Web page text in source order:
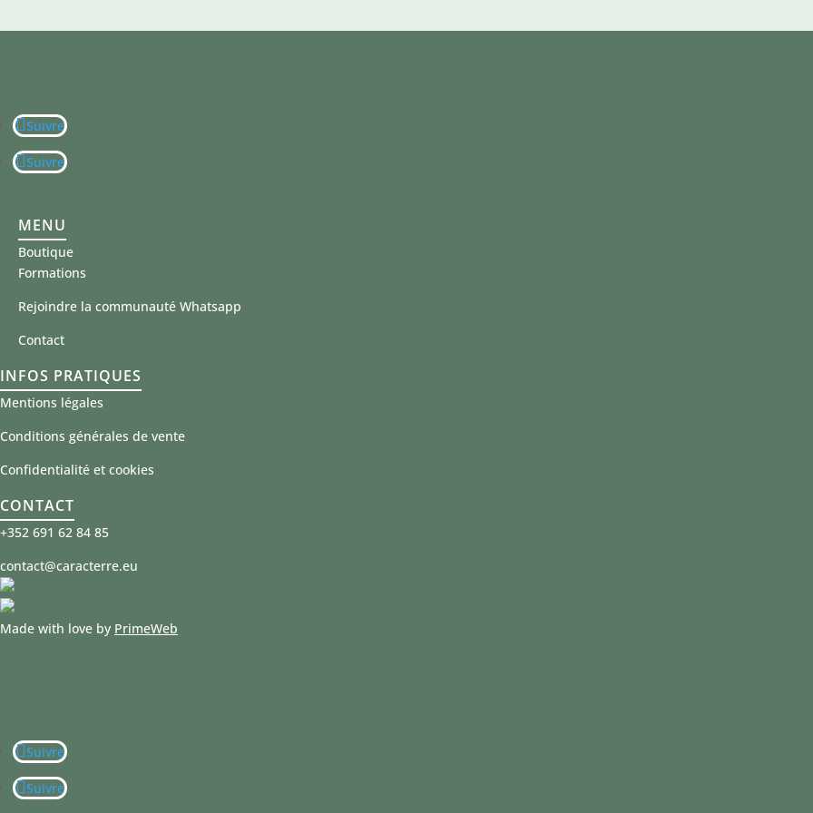
Suivre
Suivre
MENU
Boutique
Formations
Rejoindre la communauté Whatsapp
Contact
INFOS PRATIQUES
Mentions légales
Conditions générales de vente
Confidentialité et cookies
CONTACT
+352 691 62 84 85
contact@caracterre.eu
Made with love by PrimeWeb
Suivre
Suivre